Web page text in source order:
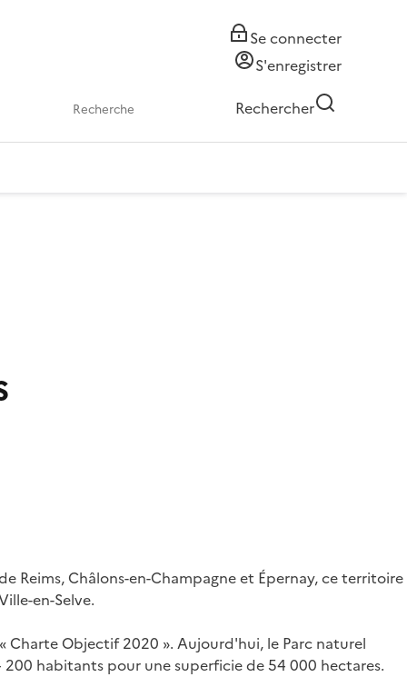
Se connecter
S'enregistrer
Rechercher
Reims, Châlons-en-Champagne et Épernay, ce territoire
en-Selve.
Charte Objectif 2020 ». Aujourd'hui, le Parc naturel
habitants pour une superficie de 54 000 hectares.